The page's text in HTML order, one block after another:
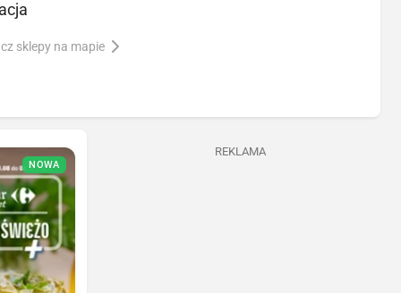
sklepy na mapie
NOWA
REKLAMA